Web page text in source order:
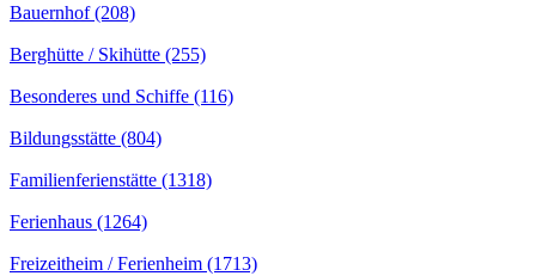
Bauernhof (208)
Berghütte / Skihütte (255)
Besonderes und Schiffe (116)
Bildungsstätte (804)
Familienferienstätte (1318)
Ferienhaus (1264)
Freizeitheim / Ferienheim (1713)